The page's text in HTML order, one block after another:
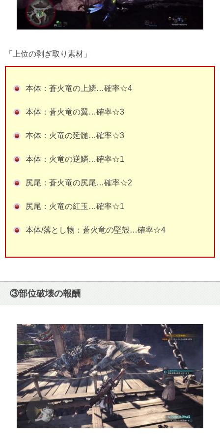
「上位の剥ぎ取り素材」
本体：蒼火竜の上鱗…確率☆4
本体：蒼火竜の翼…確率☆3
本体：火竜の延髄…確率☆3
本体：火竜の逆鱗…確率☆1
尻尾：蒼火竜の尻尾…確率☆2
尻尾：火竜の紅玉…確率☆1
本体/落とし物：蒼火竜の堅殻…確率☆4
③部位破壊の報酬